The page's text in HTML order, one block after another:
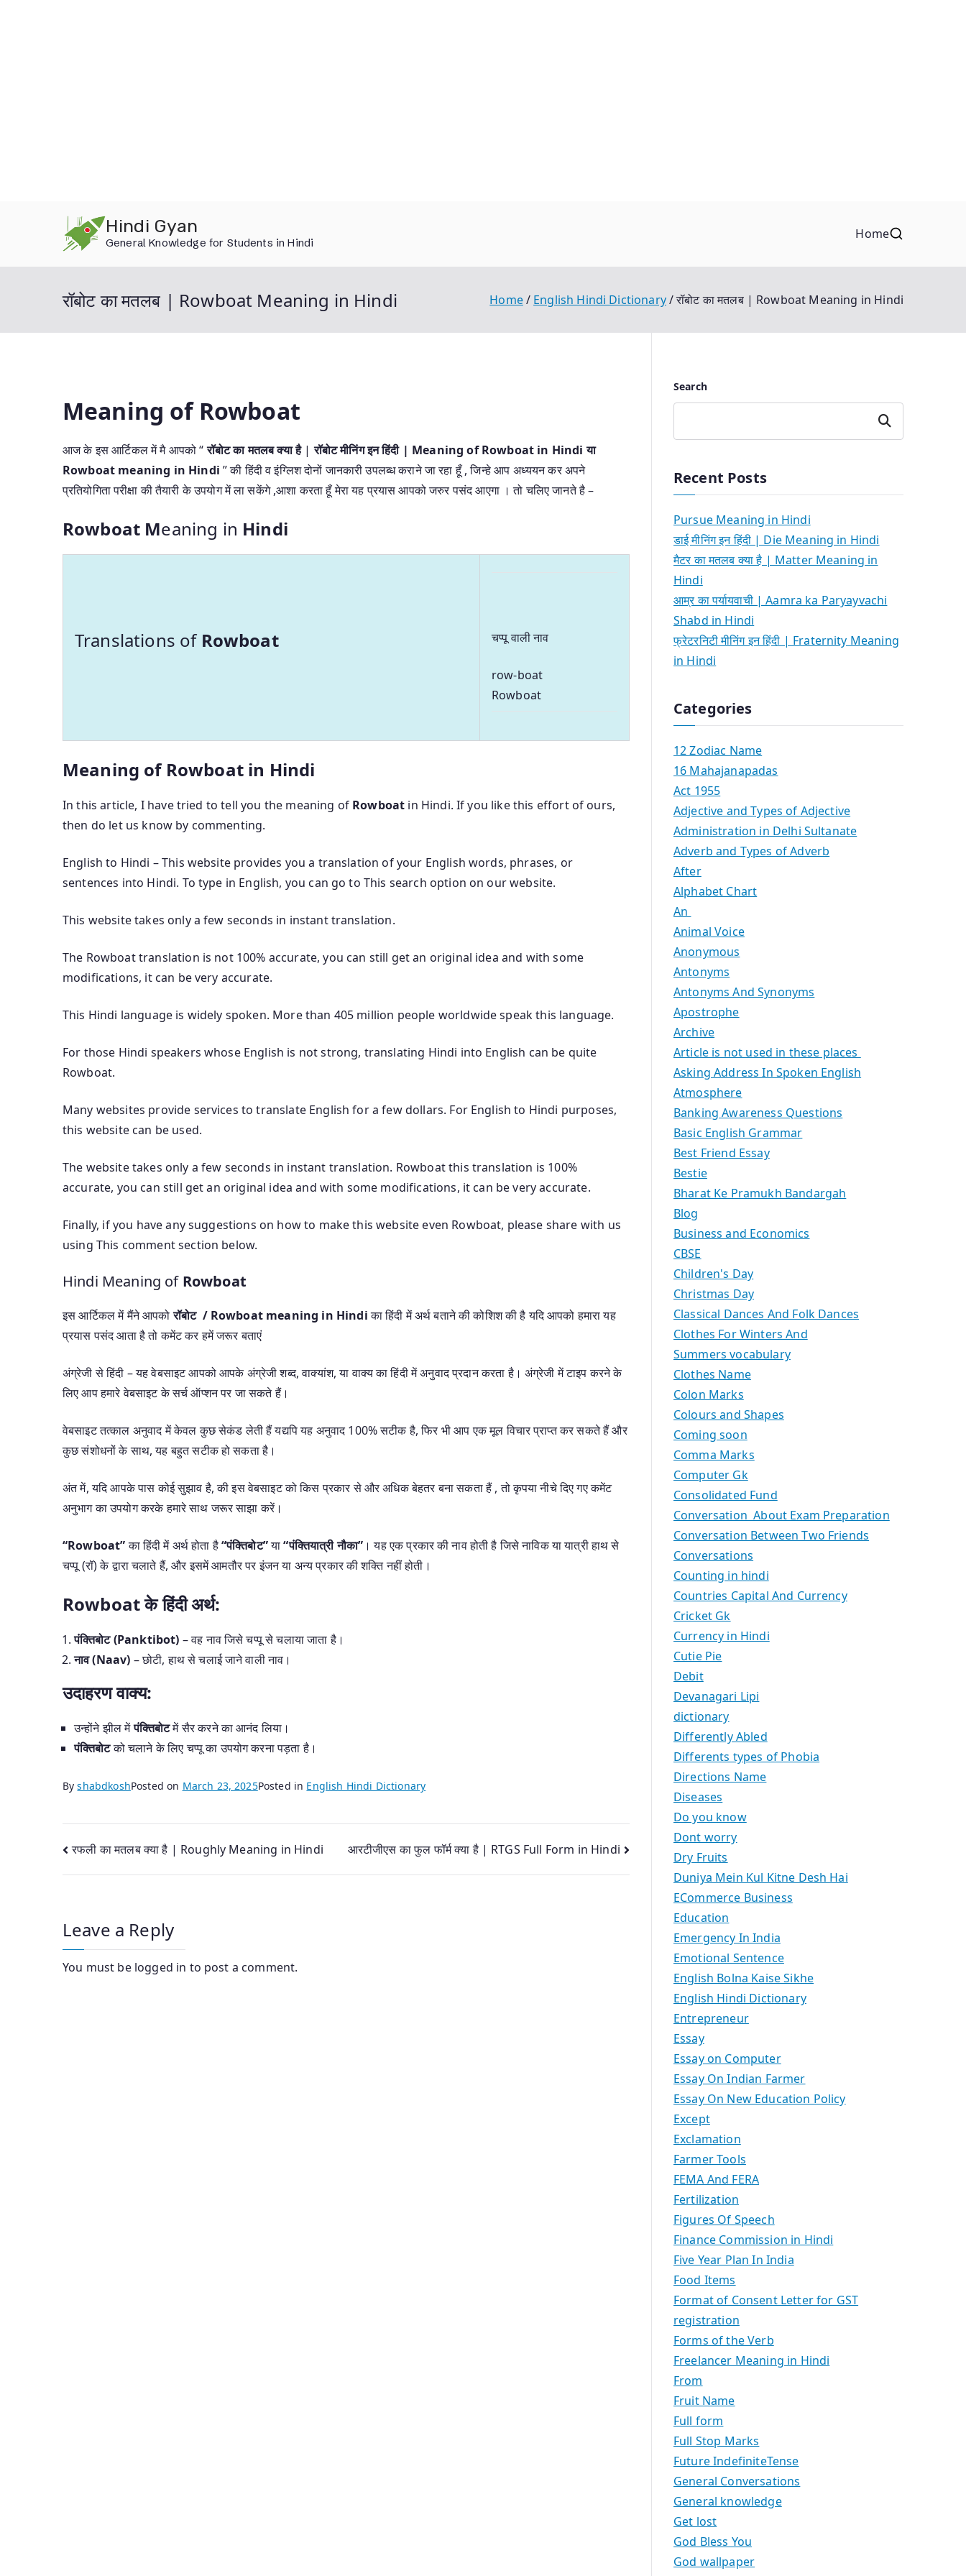
Hindi Gyan
General Knowledge for Students in Hindi
Home
रॉबोट का मतलब | Rowboat Meaning in Hindi Home English Hindi Dictionary रॉबोट का मतलब | Rowboat Meaning in Hindi
Meaning of Rowboat
आज के इस आर्टिकल में मै आपको “रॉबोट का मतलब क्या है|रॉबोट मीनिंग इन हिंदी | Meaning of Rowboat in Hindi या
Rowboat meaning in Hindi ” की हिंदी व इंग्लिश दोनों जानकारी उपलब्ध कराने जा रहा हूँ , जिन्हे आप अध्ययन कर अपने
प्रतियोगिता परीक्षा की तैयारी के उपयोग में ला सकेंगे ,आशा करता हूँ मेरा यह प्रयास आपको जरुर पसंद आएगा । तो चलिए जानते है –
Rowboat Meaning in Hindi
Translations of Rowboat चप्पू वाली नाव
row-boat
Rowboat
Meaning of Rowboat in Hindi
In this article, I have tried to tell you the meaning of Rowboat in Hindi. If you like this effort of ours,
then do let us know by commenting.
English to Hindi – This website provides you a translation of your English words, phrases, or
sentences into Hindi. To type in English, you can go to This search option on our website.
This website takes only a few seconds in instant translation.
The Rowboat translation is not 100% accurate, you can still get an original idea and with some
modifications, it can be very accurate.
This Hindi language is widely spoken. More than 405 million people worldwide speak this language.
For those Hindi speakers whose English is not strong, translating Hindi into English can be quite
Rowboat.
Many websites provide services to translate English for a few dollars. For English to Hindi purposes,
this website can be used.
The website takes only a few seconds in instant translation. Rowboat this translation is 100%
accurate, you can still get an original idea and with some modifications, it can be very accurate.
Finally, if you have any suggestions on how to make this website even Rowboat, please share with us
using This comment section below.
Hindi Meaning of Rowboat
इस आर्टिकल में मैंने आपकोरॉबोट / Rowboat meaning in Hindiका हिंदी में अर्थ बताने की कोशिश की है यदि आपको हमारा यह
प्रयास पसंद आता है तो कमेंट कर हमें जरूर बताएं
अंग्रेजी से हिंदी – यह वेबसाइट आपको आपके अंग्रेजी शब्द, वाक्यांश, या वाक्य का हिंदी में अनुवाद प्रदान करता है। अंग्रेजी में टाइप करने के
लिए आप हमारे वेबसाइट के सर्च ऑप्शन पर जा सकते हैं।
वेबसाइट तत्काल अनुवाद में केवल कुछ सेकंड लेती हैं यद्यपि यह अनुवाद 100% सटीक है, फिर भी आप एक मूल विचार प्राप्त कर सकते हैं और
कुछ संशोधनों के साथ, यह बहुत सटीक हो सकता है।
अंत में, यदि आपके पास कोई सुझाव है, की इस वेबसाइट को किस प्रकार से और अधिक बेहतर बना सकता हैं , तो कृपया नीचे दिए गए कमेंट
अनुभाग का उपयोग करके हमारे साथ जरूर साझा करें।
“Rowboat”का हिंदी में अर्थ होता है“पंक्तिबोट”या“पंक्तियात्री नौका” । यह एक प्रकार की नाव होती है जिसे नाविक या यात्री हाथ से
चप्पू (रॉ) के द्वारा चलाते हैं, और इसमें आमतौर पर इंजन या अन्य प्रकार की शक्ति नहीं होती।
Rowboat के हिंदी अर्थ:
पंक्तिबोट (Panktibot) – वह नाव जिसे चप्पू से चलाया जाता है।
नाव (Naav) – छोटी, हाथ से चलाई जाने वाली नाव।
उदाहरण वाक्य:
उन्होंने झील मेंपंक्तिबोटमें सैर करने का आनंद लिया।
पंक्तिबोटको चलाने के लिए चप्पू का उपयोग करना पड़ता है।
ByshabdkoshPosted on March 23, 2025Posted in English Hindi Dictionary
Post
navigation
रफली का मतलब क्या है | Roughly Meaning in Hindi आरटीजीएस का फुल फॉर्म क्या है | RTGS Full Form in Hindi
Leave a Reply
You must be logged in to post a comment.
Search
Search
Recent Posts
Pursue Meaning in Hindi
डाई मीनिंग इन हिंदी | Die Meaning in Hindi
मैटर का मतलब क्या है | Matter Meaning in
Hindi
आम्र का पर्यायवाची | Aamra ka Paryayvachi
Shabd in Hindi
फ्रेटरनिटी मीनिंग इन हिंदी | Fraternity Meaning
in Hindi
Categories
12 Zodiac Name
16 Mahajanapadas
Act 1955
Adjective and Types of Adjective
Administration in Delhi Sultanate
Adverb and Types of Adverb
After
Alphabet Chart
An
Animal Voice
Anonymous
Antonyms
Antonyms And Synonyms
Apostrophe
Archive
Article is not used in these places
Asking Address In Spoken English
Atmosphere
Banking Awareness Questions
Basic English Grammar
Best Friend Essay
Bestie
Bharat Ke Pramukh Bandargah
Blog
Business and Economics
CBSE
Children's Day
Christmas Day
Classical Dances And Folk Dances
Clothes For Winters And
Summers vocabulary
Clothes Name
Colon Marks
Colours and Shapes
Coming soon
Comma Marks
Computer Gk
Consolidated Fund
Conversation About Exam Preparation
Conversation Between Two Friends
Conversations
Counting in hindi
Countries Capital And Currency
Cricket Gk
Currency in Hindi
Cutie Pie
Debit
Devanagari Lipi
dictionary
Differently Abled
Differents types of Phobia
Directions Name
Diseases
Do you know
Dont worry
Dry Fruits
Duniya Mein Kul Kitne Desh Hai
ECommerce Business
Education
Emergency In India
Emotional Sentence
English Bolna Kaise Sikhe
English Hindi Dictionary
Entrepreneur
Essay
Essay on Computer
Essay On Indian Farmer
Essay On New Education Policy
Except
Exclamation
Farmer Tools
FEMA And FERA
Fertilization
Figures Of Speech
Finance Commission in Hindi
Five Year Plan In India
Food Items
Format of Consent Letter for GST
registration
Forms of the Verb
Freelancer Meaning in Hindi
From
Fruit Name
Full form
Full Stop Marks
Future IndefiniteTense
General Conversations
General knowledge
Get lost
God Bless You
God wallpaper